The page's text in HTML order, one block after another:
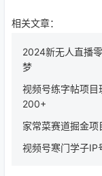
相关文章：
2024新无人直播
梦
视频号练字帖项目
200+
家常菜赛道掘金
视频号寒门学子IP